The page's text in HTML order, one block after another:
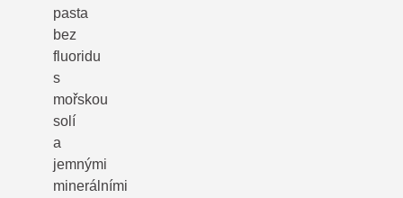
pasta
bez
fluoridu
s
mořskou
solí
a
jemnými
minerálními